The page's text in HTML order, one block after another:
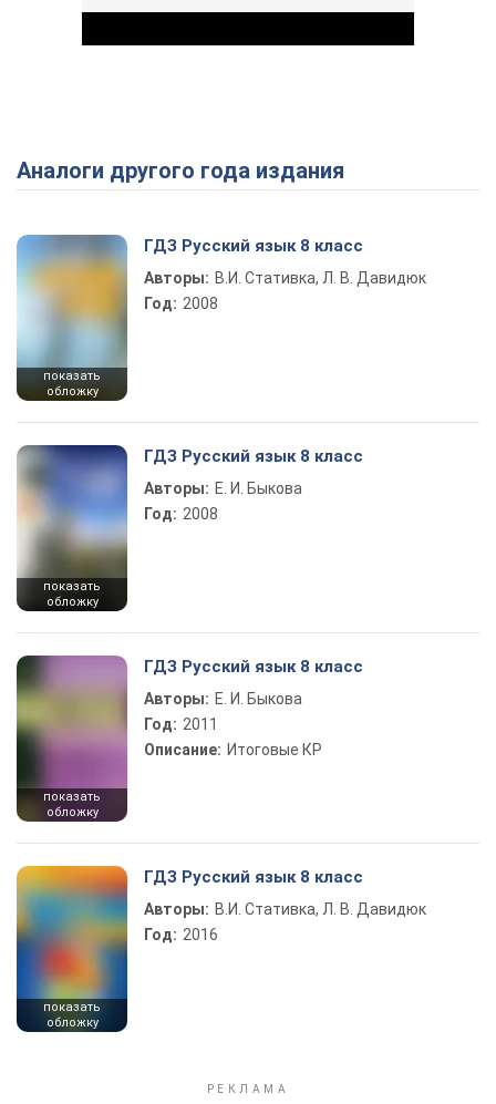
Play Video
Аналоги другого года издания
показать
обложку
ГДЗ Русский язык 8 класс
Авторы: В.И. Стативка, Л. В. Давидюк
Год: 2008
показать
обложку
ГДЗ Русский язык 8 класс
Авторы: Е. И. Быкова
Год: 2008
показать
обложку
ГДЗ Русский язык 8 класс
Авторы: Е. И. Быкова
Год: 2011
Описание: Итоговые КР
показать
обложку
ГДЗ Русский язык 8 класс
Авторы: В.И. Стативка, Л. В. Давидюк
Год: 2016